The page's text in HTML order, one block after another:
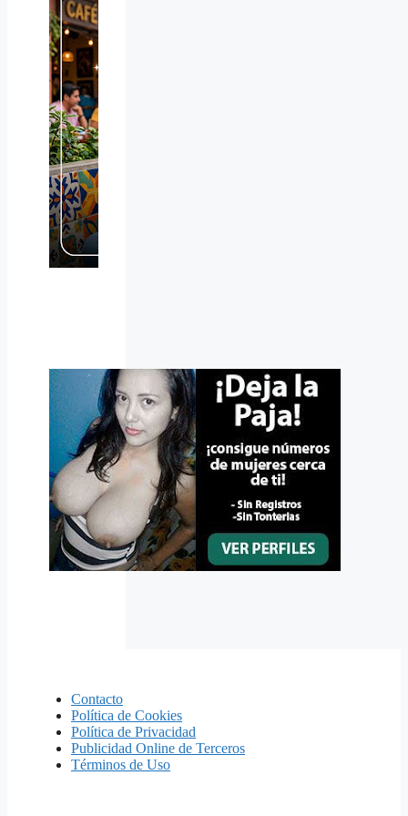
Contacto
Política de Cookies
Política de Privacidad
Publicidad Online de Terceros
Términos de Uso